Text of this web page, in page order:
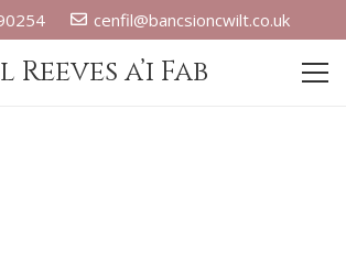
cenfil@bancsioncwilt.co.uk
a’i Fab